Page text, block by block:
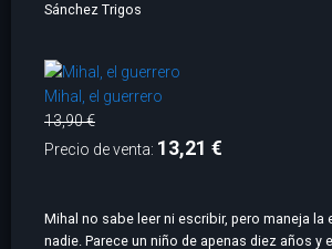
Sánchez Trigos
Mihal, el guerrero
13,90 €
Precio de venta: 13,21 €
Mihal no sabe leer ni escribir, pero maneja la
nadie. Parece un niño de apenas diez años y